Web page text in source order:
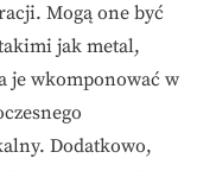
Mogą one być
jak metal,
je wkomponować w
Dodatkowo,